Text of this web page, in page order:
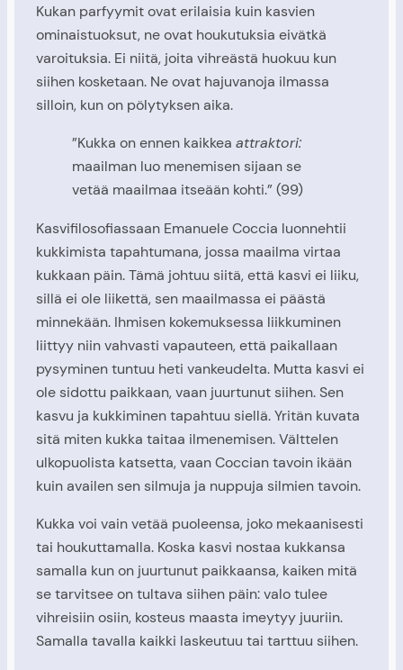
Kukan parfyymit ovat erilaisia kuin kasvien
ominaistuoksut, ne ovat houkutuksia eivätkä
varoituksia. Ei niitä, joita vihreästä huokuu kun
siihen kosketaan. Ne ovat hajuvanoja ilmassa
silloin, kun on pölytyksen aika.
”Kukka on ennen kaikkea attraktori:
maailman luo menemisen sijaan se
vetää maailmaa itseään kohti.” (99)
Kasvifilosofiassaan Emanuele Coccia luonnehtii
kukkimista tapahtumana, jossa maailma virtaa
kukkaan päin. Tämä johtuu siitä, että kasvi ei liiku,
sillä ei ole liikettä, sen maailmassa ei päästä
minnekään. Ihmisen kokemuksessa liikkuminen
liittyy niin vahvasti vapauteen, että paikallaan
pysyminen tuntuu heti vankeudelta. Mutta kasvi ei
ole sidottu paikkaan, vaan juurtunut siihen. Sen
kasvu ja kukkiminen tapahtuu siellä. Yritän kuvata
sitä miten kukka taitaa ilmenemisen. Välttelen
ulkopuolista katsetta, vaan Coccian tavoin ikään
kuin availen sen silmuja ja nuppuja silmien tavoin.
Kukka voi vain vetää puoleensa, joko mekaanisesti
tai houkuttamalla. Koska kasvi nostaa kukkansa
samalla kun on juurtunut paikkaansa, kaiken mitä
se tarvitsee on tultava siihen päin: valo tulee
vihreisiin osiin, kosteus maasta imeytyy juuriin.
Samalla tavalla kaikki laskeutuu tai tarttuu siihen.